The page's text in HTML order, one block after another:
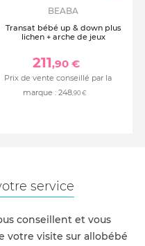
BEABA
Transat bébé up & down plus
lichen + arche de jeux
211,90 €
Prix de vente conseillé par la
marque : 248,90 €
service
conseillent et vous
votre visite sur allobébé